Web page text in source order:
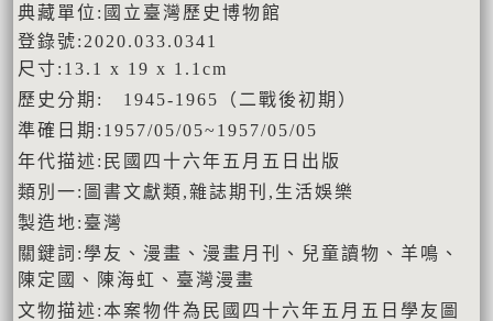
典藏單位:國立臺灣歷史博物館
登錄號:2020.033.0341
尺寸:13.1 x 19 x 1.1cm
歷史分期: 1945-1965（二戰後初期）
準確日期:1957/05/05~1957/05/05
年代描述:民國四十六年五月五日出版
類別一:圖書文獻類,雜誌期刊,生活娛樂
製造地:臺灣
關鍵詞:學友、漫畫、漫畫月刊、兒童讀物、羊鳴、
陳定國、陳海虹、臺灣漫畫
文物描述:本案物件為民國四十六年五月五日學友圖